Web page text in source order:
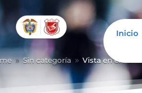
Inicio
9 Sin categoría 9 Vista en el